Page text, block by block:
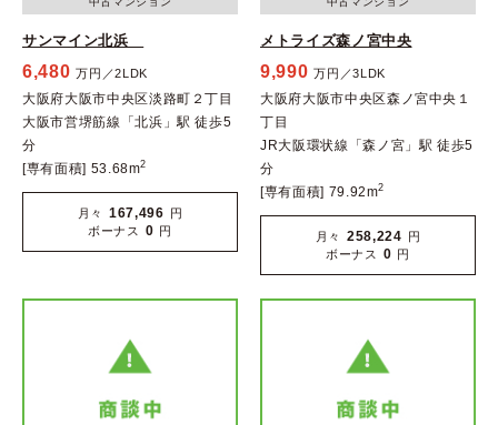
サンマイン北浜
6,480 万円／2LDK
大阪府大阪市中央区淡路町２丁目
大阪市営堺筋線「北浜」駅 徒歩5
分
[専有面積] 53.68m2
月々 167,496 円
ボーナス
0 円
メトライズ森ノ宮中央
9,990 万円／3LDK
大阪府大阪市中央区森ノ宮中央１
丁目
JR大阪環状線「森ノ宮」駅 徒歩5
分
[専有面積] 79.92m2
月々 258,224 円
ボーナス
0 円